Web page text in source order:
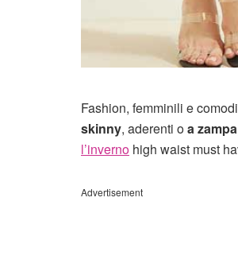
Fashion, femminili e
skinny, aderenti oa zampa
l’inverno high waist must
Advertisement